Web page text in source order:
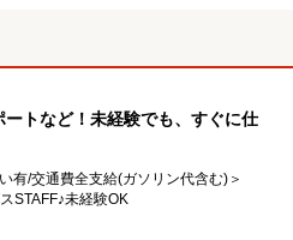
トなど！未経験でも、すぐに仕
/交通費全支給(ガソリン代含む)＞
STAFF♪未経験OK